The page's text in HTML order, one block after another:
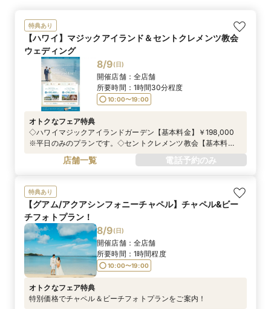
特典あり
【ハワイ】マジックアイランド＆セントクレメンツ教会
ウェディング
8/9(日)
開催店舗： 全店舗
所要時間： 1時間30分程度
10:00〜19:00
オトクなフェア特典
◇ハワイマジックアイランドガーデン【基本料金】￥198,000
※平日のみのプランです。◇セントクレメンツ教会【基本料
金】￥298,000 ※平日のみのプランです。＜---プレゼント--
-＞①造花ブーケ＆ブートニア②ウェディングカラーシャツ・ブ
シャワー10名分
店舗一覧 電話予約のみ
特典あり
【グアム/アクアシンフォニーチャペル】チャペル&ビー
チフォトプラン！
8/9(日)
開催店舗： 全店舗
所要時間： 1時間程度
10:00〜19:00
オトクなフェア特典
特別価格でチャペル＆ビーチフォトプランをご案内！